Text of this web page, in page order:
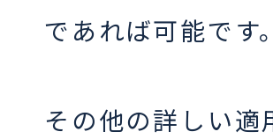
であれば可能です。
その他の詳しい適